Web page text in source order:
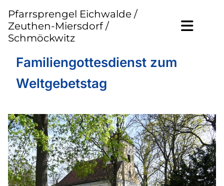
Pfarrsprengel Eichwalde /
Zeuthen-Miersdorf /
Schmöckwitz
Familiengottesdienst zum
Weltgebetstag